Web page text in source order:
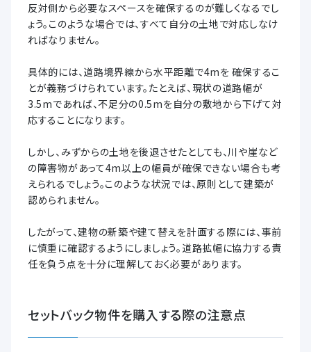
反対側から必要なスペースを確保するのが難しくなるでし
ょう。このような場合では、すべて自分の土地で対応しなけ
ればなりません。
具体的には、道路境界線から水平距離で4mを 確保するこ
とが義務づけられています。たとえば、現状の道路幅が
3.5mであれば、不足分の0.5mを自分の敷地から下げて対
応することになります。
しかし、みずからの土地を後退させたとしても、川や崖など
の障害物があって4m以上の幅員が確保できない場合も考
えられるでしょう。このような状況では、原則として建築が
認められません。
したがって、建物の新築や建て替えを計画する際には、事前
に慎重に確認するようにしましょう。道路拡幅に協力する責
任を負う点を十分に理解しておく必要があります。
セットバック物件を購入する際の注意点